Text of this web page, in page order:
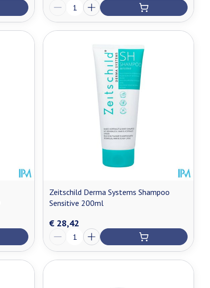
Zeitschild Derma Systems Shampoo
Sensitive 200ml
€ 28,42
Aantal